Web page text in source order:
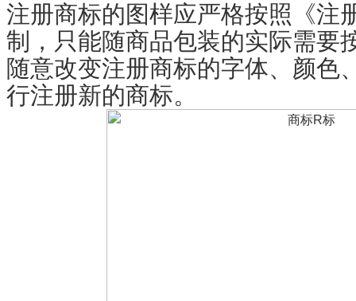
注册商标的图样应严格按照《注
制，只能随商品包装的实际需要
随意改变注册商标的字体、颜色
行注册新的商标。